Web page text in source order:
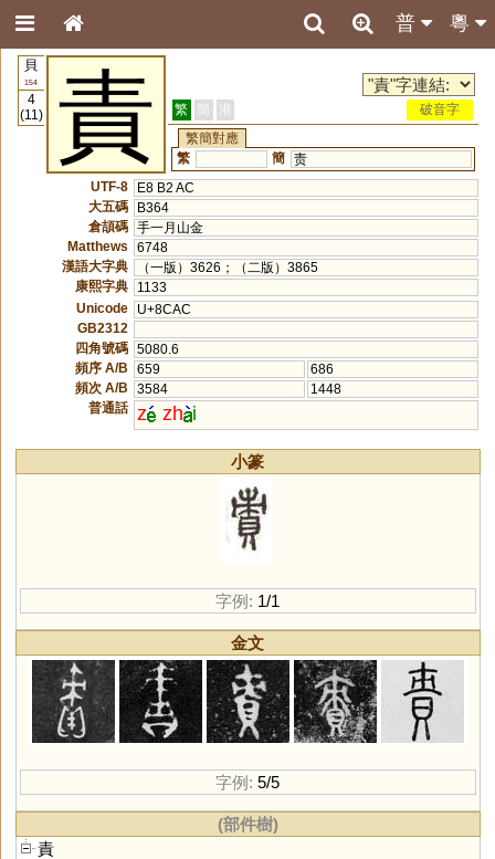
粵
普
貝
154
4
(11)
責 繁 簡 港
破音字
繁簡對應
繁
簡 责
UTF-8
E8 B2 AC
大五碼
B364
倉頡碼 手一月山金
Matthews
6748
漢語大字典
（一版）3626；（二版）3865
康熙字典
1133
Unicode
U+8CAC
GB2312
四角號碼 5080.6
頻序 A/B
659
686
頻次 A/B
3584
1448
普通話 z zh i
小篆
字例: 1/1
金文
字例: 5/5
(部件樹)
責